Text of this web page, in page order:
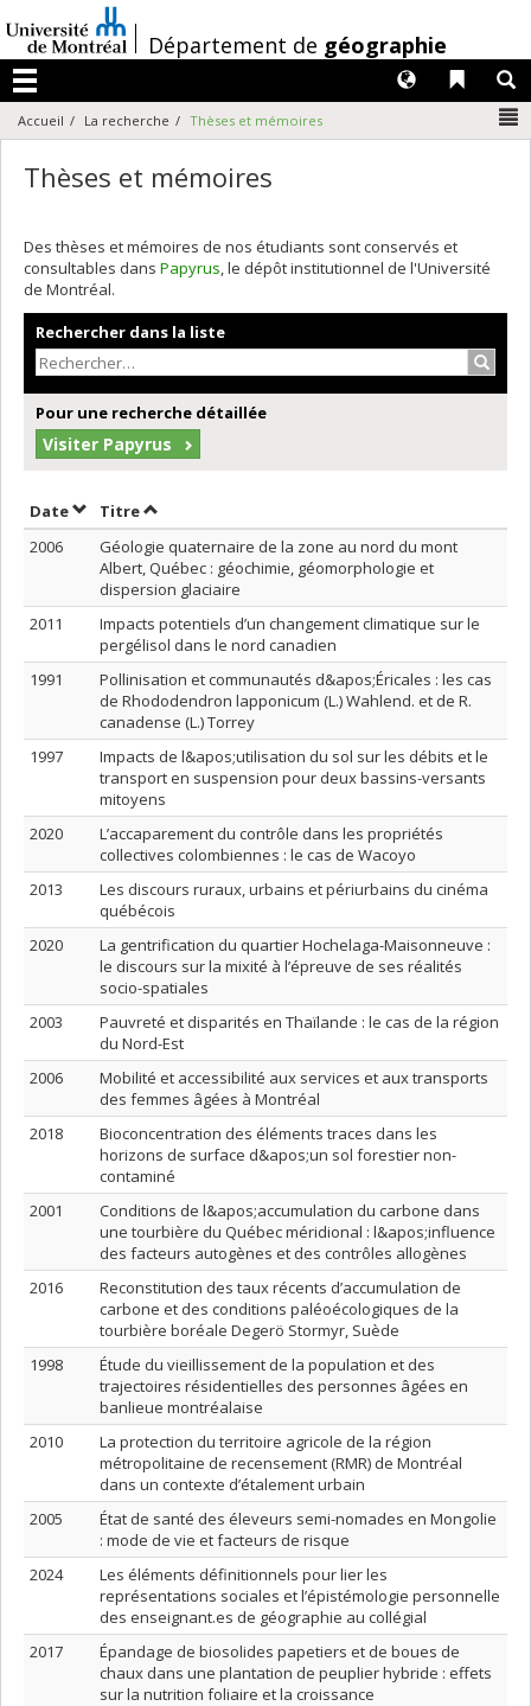
au
contenu
/Département de géographie
Menu
Liens
Langues
Accueil La recherche Thèses et mémoires
Thèses et mémoires
Des thèses et mémoires de nos étudiants sont conservés et
consultables dans Papyrus, le dépôt institutionnel de l'Université
de Montréal.
Rechercher dans la liste
Pour une recherche détaillée
Visiter Papyrus
DateTrier par date en ordre décroissant
TitreTrier par titre en ordre décroissant
2006
Géologie quaternaire de la zone au nord du mont
Albert, Québec : géochimie, géomorphologie et
dispersion glaciaire
2011
Impacts potentiels d’un changement climatique sur le
pergélisol dans le nord canadien
1991
Pollinisation et communautés d&apos;Éricales : les cas
de Rhododendron lapponicum (L.) Wahlend. et de R.
canadense (L.) Torrey
1997
Impacts de l&apos;utilisation du sol sur les débits et le
transport en suspension pour deux bassins-versants
mitoyens
2020
L’accaparement du contrôle dans les propriétés
collectives colombiennes : le cas de Wacoyo
2013
Les discours ruraux, urbains et périurbains du cinéma
québécois
2020
La gentrification du quartier Hochelaga-Maisonneuve :
le discours sur la mixité à l’épreuve de ses réalités
socio-spatiales
2003
Pauvreté et disparités en Thaïlande : le cas de la région
du Nord-Est
2006
Mobilité et accessibilité aux services et aux transports
des femmes âgées à Montréal
2018
Bioconcentration des éléments traces dans les
horizons de surface d&apos;un sol forestier non-
contaminé
2001
Conditions de l&apos;accumulation du carbone dans
une tourbière du Québec méridional : l&apos;influence
des facteurs autogènes et des contrôles allogènes
2016
Reconstitution des taux récents d’accumulation de
carbone et des conditions paléoécologiques de la
tourbière boréale Degerö Stormyr, Suède
1998
Étude du vieillissement de la population et des
trajectoires résidentielles des personnes âgées en
banlieue montréalaise
2010
La protection du territoire agricole de la région
métropolitaine de recensement (RMR) de Montréal
dans un contexte d’étalement urbain
2005
État de santé des éleveurs semi-nomades en Mongolie
: mode de vie et facteurs de risque
2024
Les éléments définitionnels pour lier les
représentations sociales et l’épistémologie personnelle
des enseignant.es de géographie au collégial
2017
Épandage de biosolides papetiers et de boues de
chaux dans une plantation de peuplier hybride : effets
sur la nutrition foliaire et la croissance